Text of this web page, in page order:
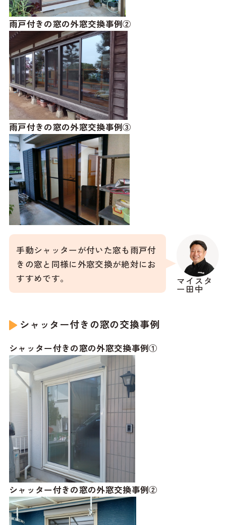
雨戸付きの窓の外窓交換事例②
雨戸付きの窓の外窓交換事例③
マイスタ
ー田中
手動シャッターが付いた窓も雨戸付
きの窓と同様に外窓交換が絶対にお
すすめです。
シャッター付きの窓の交換事例
シャッター付きの窓の外窓交換事例①
シャッター付きの窓の外窓交換事例②